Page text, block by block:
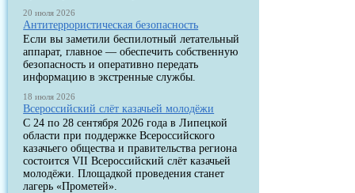
20 июля 2026
Антитеррористическая безопасность
Если вы заметили беспилотный летательный
аппарат, главное — обеспечить собственную
безопасность и оперативно передать
информацию в экстренные службы.
18 июля 2026
Всероссийский слёт казачьей молодёжи
С 24 по 28 сентября 2026 года в Липецкой
области при поддержке Всероссийского
казачьего общества и правительства региона
состоится VII Всероссийский слёт казачьей
молодёжи. Площадкой проведения станет
лагерь «Прометей».